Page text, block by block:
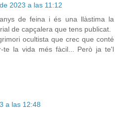
2023 a las 11:12
de feina i és una llàstima la
de capçalera que tens publicat.
ocultista que crec que conté
te la vida més fàcil... Però ja te'l
a las 12:48